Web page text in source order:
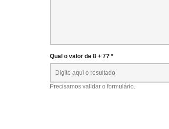
Qual o valor de 8 + 7? *
Precisamos validar o formulário.